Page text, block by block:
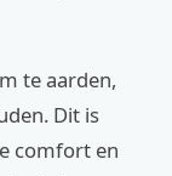
te aarden,
Dit is
comfort en